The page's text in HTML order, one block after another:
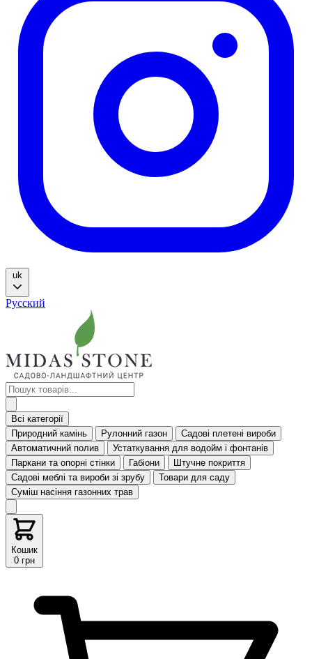
uk
Русский
Всі категорії
Природний камінь
Рулонний газон
Садові плетені вироби
Автоматичний полив
Устаткування для водойм і фонтанів
Паркани та опорні стінки
Габіони
Штучне покриття
Садові меблі та вироби зі зрубу
Товари для саду
Суміш насіння газонних трав
Кошик
0 грн